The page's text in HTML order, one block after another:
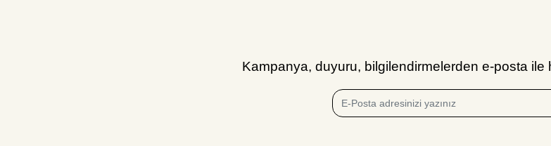
Kampanya, duyuru, bilgilendirmelerden e-posta ile